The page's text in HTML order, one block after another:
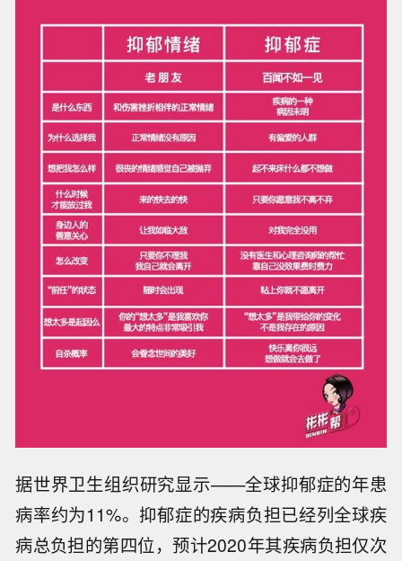
据世界卫生组织研究显示——全球抑郁症的年患
病率约为11%。抑郁症的疾病负担已经列全球疾
病总负担的第四位，预计2020年其疾病负担仅次